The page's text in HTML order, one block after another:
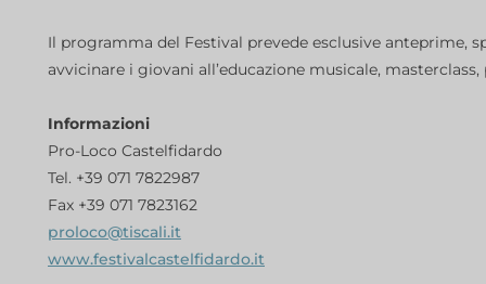
Il programma del Festival prevede esclusive anteprime,
avvicinare i giovani all’educazione musicale,
Informazioni
Pro-Loco Castelfidardo
Tel. +39 071 7822987
Fax +39 071 7823162
proloco@tiscali.it
www.festivalcastelfidardo.it